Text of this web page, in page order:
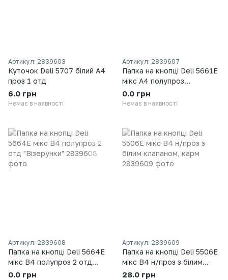
Артикул: 2839603
Куточок Deli 5707 білий А4
проз 1 отд
6.0 грн
Немає в наявності
Артикул: 2839607
Папка на кнопці Deli 5661Е
мікс А4 полупроз
"Візерунки"
0.0 грн
Немає в наявності
Артикул: 2839608
Папка на кнопці Deli 5664Е
мікс В4 полупроз 2 отд
"Візерунки"
0.0 грн
Артикул: 2839609
Папка на кнопці Deli 5506Е
мікс В4 н/проз з білим
клапаном, карм
28.0 грн